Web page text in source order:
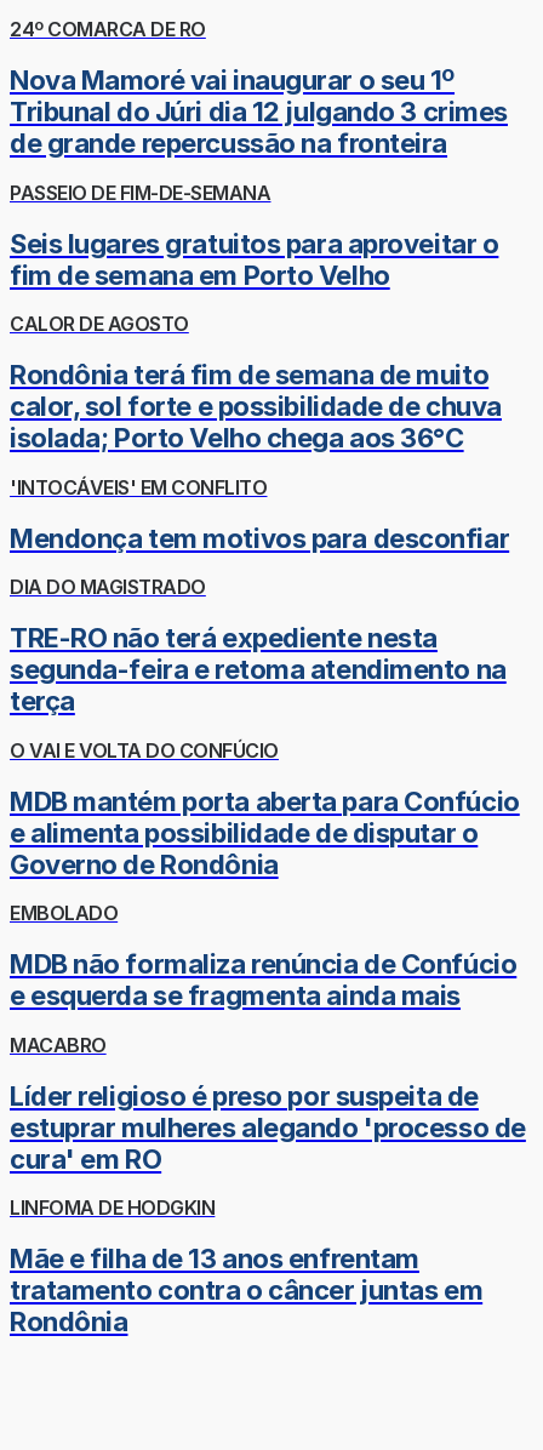
24º COMARCA DE RO
Nova Mamoré vai inaugurar o seu 1º
Tribunal do Júri dia 12 julgando 3 crimes
de grande repercussão na fronteira
PASSEIO DE FIM-DE-SEMANA
Seis lugares gratuitos para aproveitar o
fim de semana em Porto Velho
CALOR DE AGOSTO
Rondônia terá fim de semana de muito
calor, sol forte e possibilidade de chuva
isolada; Porto Velho chega aos 36°C
'INTOCÁVEIS' EM CONFLITO
Mendonça tem motivos para desconfiar
DIA DO MAGISTRADO
TRE-RO não terá expediente nesta
segunda-feira e retoma atendimento na
terça
O VAI E VOLTA DO CONFÚCIO
MDB mantém porta aberta para Confúcio
e alimenta possibilidade de disputar o
Governo de Rondônia
EMBOLADO
MDB não formaliza renúncia de Confúcio
e esquerda se fragmenta ainda mais
MACABRO
Líder religioso é preso por suspeita de
estuprar mulheres alegando 'processo de
cura' em RO
LINFOMA DE HODGKIN
Mãe e filha de 13 anos enfrentam
tratamento contra o câncer juntas em
Rondônia